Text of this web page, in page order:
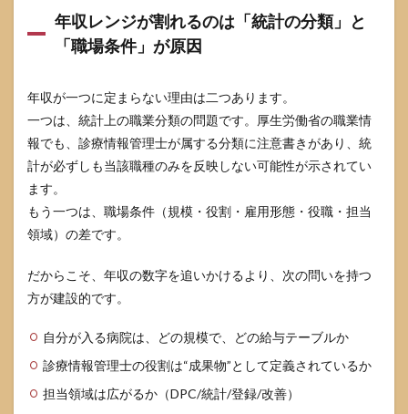
年収レンジが割れるのは「統計の分類」と
「職場条件」が原因
年収が一つに定まらない理由は二つあります。
一つは、統計上の職業分類の問題です。厚生労働省の職業情
報でも、診療情報管理士が属する分類に注意書きがあり、統
計が必ずしも当該職種のみを反映しない可能性が示されてい
ます。
もう一つは、職場条件（規模・役割・雇用形態・役職・担当
領域）の差です。
だからこそ、年収の数字を追いかけるより、次の問いを持つ
方が建設的です。
自分が入る病院は、どの規模で、どの給与テーブルか
診療情報管理士の役割は“成果物”として定義されているか
担当領域は広がるか（DPC/統計/登録/改善）